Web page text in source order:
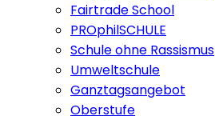
Fairtrade School
PROphilSCHULE
Schule ohne Rassismus
Umweltschule
Ganztagsangebot
Oberstufe